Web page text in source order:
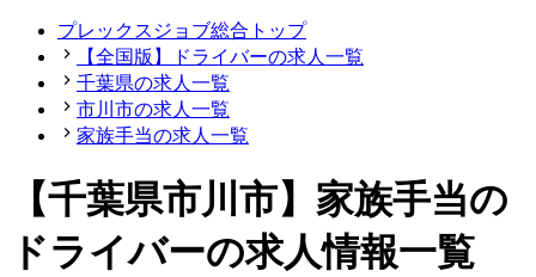
プレックスジョブ総合トップ
【全国版】ドライバーの求人一覧
千葉県の求人一覧
市川市の求人一覧
家族手当の求人一覧
【千葉県市川市】家族手当の
ドライバーの求人情報一覧